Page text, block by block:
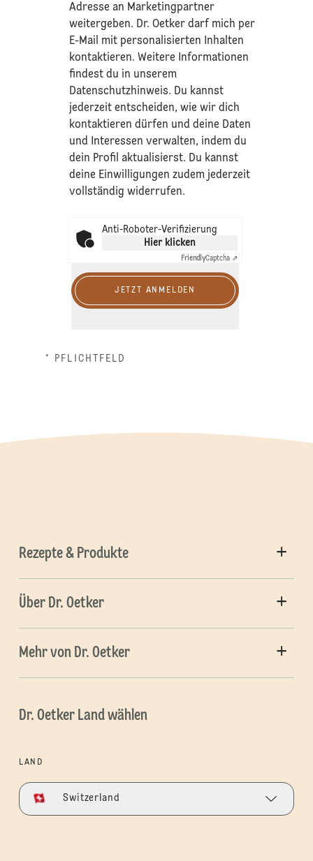
Adresse an Marketingpartner
weitergeben. Dr. Oetker darf mich per
E-Mail mit personalisierten Inhalten
kontaktieren. Weitere Informationen
findest du in unserem
Datenschutzhinweis. Du kannst
jederzeit entscheiden, wie wir dich
kontaktieren dürfen und deine Daten
und Interessen verwalten, indem du
dein Profil aktualisierst. Du kannst
deine Einwilligungen zudem jederzeit
vollständig widerrufen.
Anti-Roboter-Verifizierung
Hier klicken
FriendlyCaptcha ⇗
JETZT ANMELDEN
* PFLICHTFELD
Rezepte & Produkte
Über Dr. Oetker
Mehr von Dr. Oetker
Dr. Oetker Land wählen
LAND
Switzerland